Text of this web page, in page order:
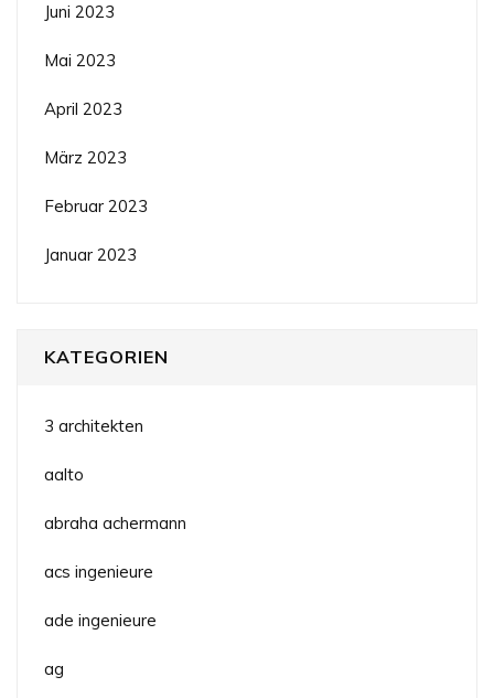
Juni 2023
Mai 2023
April 2023
März 2023
Februar 2023
Januar 2023
KATEGORIEN
3 architekten
aalto
abraha achermann
acs ingenieure
ade ingenieure
ag